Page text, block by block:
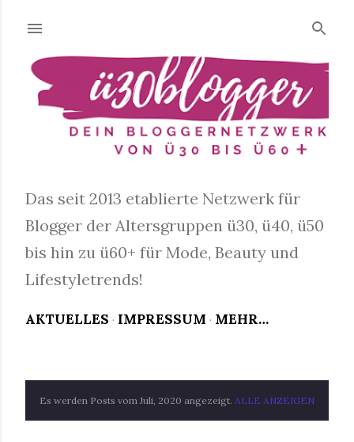
Das seit 2013 etablierte Netzwerk für
Blogger der Altersgruppen ü30, ü40, ü50
bis hin zu ü60+ für Mode, Beauty und
Lifestyletrends!
AKTUELLES IMPRESSUM MEHR…
PEs werden Posts vom Juli, 2020 angezeigt. ALLE ANZEIGEN